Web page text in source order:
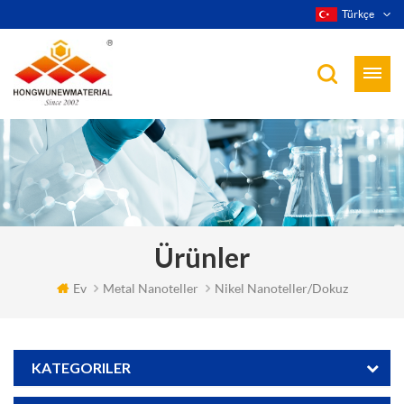
Türkçe
Ürünler
Ev Metal Nanoteller Nikel Nanoteller/dokuz
KATEGORILER